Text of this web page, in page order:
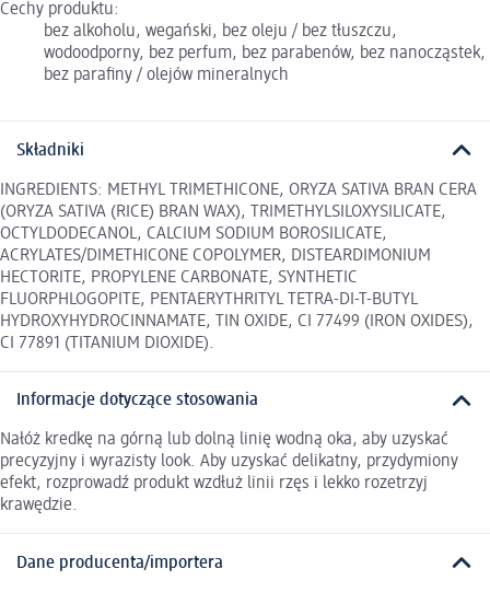
Cechy produktu:
bez alkoholu, wegański, bez oleju / bez tłuszczu,
wodoodporny, bez perfum, bez parabenów, bez nanocząstek,
bez parafiny / olejów mineralnych
Składniki
INGREDIENTS: METHYL TRIMETHICONE, ORYZA SATIVA BRAN CERA
(ORYZA SATIVA (RICE) BRAN WAX), TRIMETHYLSILOXYSILICATE,
OCTYLDODECANOL, CALCIUM SODIUM BOROSILICATE,
ACRYLATES/DIMETHICONE COPOLYMER, DISTEARDIMONIUM
HECTORITE, PROPYLENE CARBONATE, SYNTHETIC
FLUORPHLOGOPITE, PENTAERYTHRITYL TETRA-DI-T-BUTYL
HYDROXYHYDROCINNAMATE, TIN OXIDE, CI 77499 (IRON OXIDES),
CI 77891 (TITANIUM DIOXIDE).
Informacje dotyczące stosowania
Nałóż kredkę na górną lub dolną linię wodną oka, aby uzyskać
precyzyjny i wyrazisty look. Aby uzyskać delikatny, przydymiony
efekt, rozprowadź produkt wzdłuż linii rzęs i lekko rozetrzyj
krawędzie.
Dane producenta/importera